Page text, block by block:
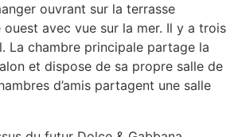
ouvrant sur la terrasse
avec vue sur la mer. Il y a trois
La chambre principale partage la
et dispose de sa propre salle de
d’amis partagent une salle